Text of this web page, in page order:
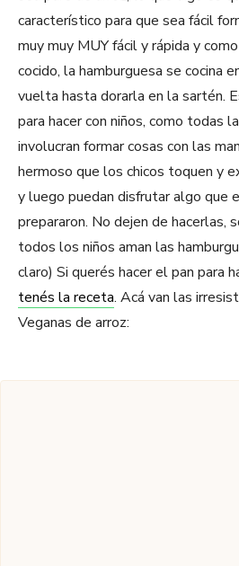
característico para que sea fácil
muy muy MUY fácil y rápida y
cocido, la hamburguesa se cocina
vuelta hasta dorarla en la sartén.
para hacer con niños, como todas
involucran formar cosas con las
hermoso que los chicos toquen y
y luego puedan disfrutar algo que
prepararon. No dejen de hacerlas,
todos los niños aman las
claro) Si querés hacer el pan para
tenés la receta. Acá van las
Veganas de arroz: